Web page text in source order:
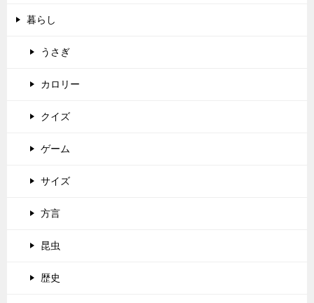
暮らし
うさぎ
カロリー
クイズ
ゲーム
サイズ
方言
昆虫
歴史